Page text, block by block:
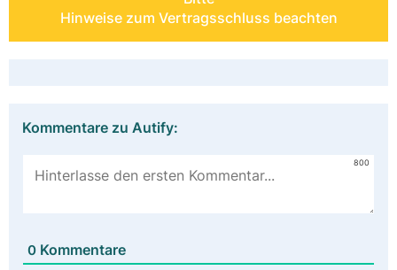
Hinweise zum Vertragsschluss beachten
Kommentare zu Autify:
800
0 Kommentare